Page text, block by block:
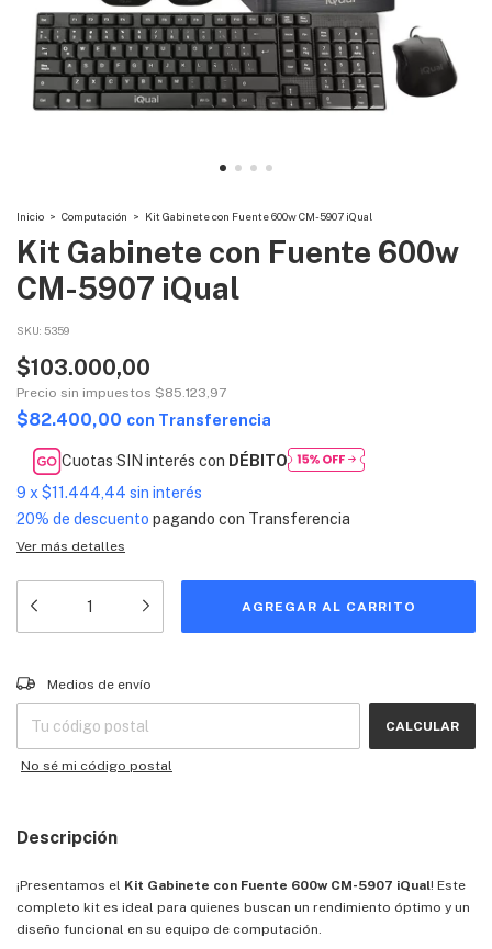
Inicio > Computación > Kit Gabinete con Fuente 600w CM-5907 iQual
Kit Gabinete con Fuente 600w
CM-5907 iQual
SKU: 5359
$103.000,00
Precio sin impuestos $85.123,97
$82.400,00 con Transferencia
Cuotas SIN interés con DÉBITO
9 x $11.444,44 sin interés
20% de descuento pagando con Transferencia
Ver más detalles
Entregas para el CP:
Medios de envío
CALCULAR
No sé mi código postal
Descripción
¡Presentamos el Kit Gabinete con Fuente 600w CM-5907 iQual! Este
completo kit es ideal para quienes buscan un rendimiento óptimo y un
diseño funcional en su equipo de computación.